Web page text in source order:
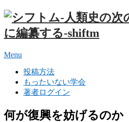
Menu
投稿方法
もったいない学会
著者ログイン
何が復興を妨げるのか